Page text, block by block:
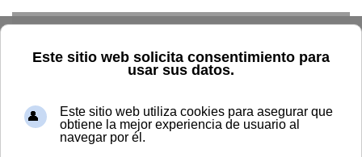
Inicio Administración y servicios RRHH
Empleados
Concursos
Convocatoria concurso para la provisión los